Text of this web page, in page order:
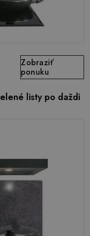
Zobraziť
ponuku
listy po daždi